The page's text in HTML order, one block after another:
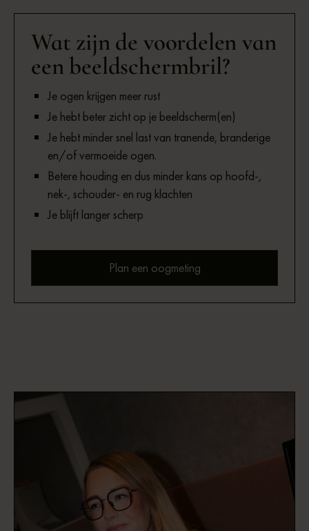
Wat zijn de voordelen van
een beeldschermbril?
Je ogen krijgen meer rust
Je hebt beter zicht op je beeldscherm(en)
Je hebt minder snel last van tranende, branderige
en/of vermoeide ogen.
Betere houding en dus minder kans op hoofd-,
nek-, schouder- en rug klachten
Je blijft langer scherp
Plan een oogmeting